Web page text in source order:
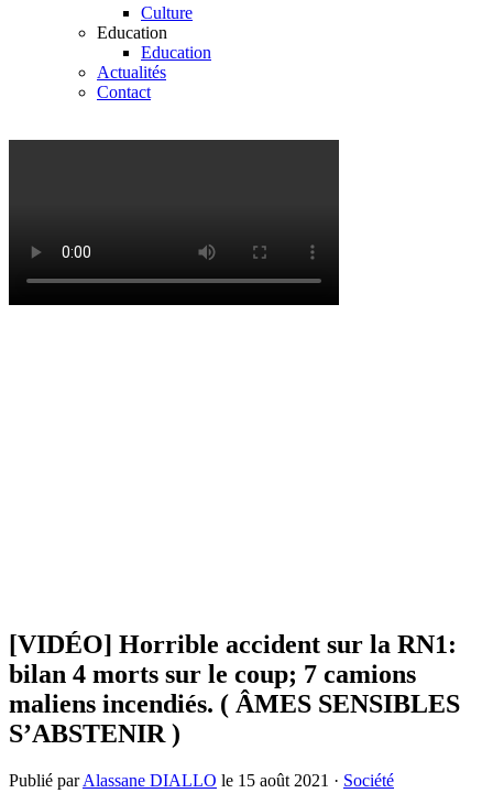
Culture
Education
Education
Actualités
Contact
[VIDÉO] Horrible accident sur la RN1:
bilan 4 morts sur le coup; 7 camions
maliens incendiés. ( ÂMES SENSIBLES
S’ABSTENIR )
Publié parAlassane DIALLO le 15 août 2021 · Société